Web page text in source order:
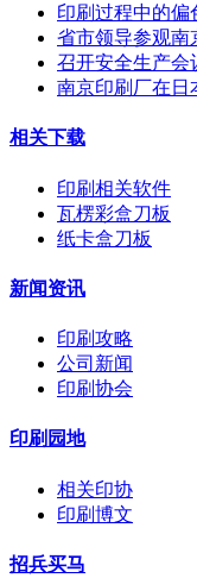
印刷过程中的偏
省市领导参观南
召开安全生产会
南京印刷厂在日
相关下载
印刷相关软件
瓦楞彩盒刀板
纸卡盒刀板
新闻资讯
印刷攻略
公司新闻
印刷协会
印刷园地
相关印协
印刷博文
招兵买马